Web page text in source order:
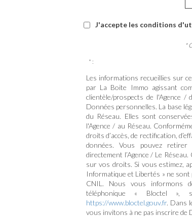
J'accepte les conditions
*
* :
Les informations recueillies sur
par La Boite Immo agissant
clientèle/prospects de l'Agence
Données personnelles. La base
du Réseau. Elles sont
l'Agence / au Réseau.
droits d’accès, de rectification,
données. Vous pouvez
directement l’Agence / Le
sur vos droits. Si vous estimez,
Informatique et Libertés » ne
CNIL. Nous vous informons
téléphonique « Bloctel
https://www.bloctel.gouv.fr. Dans
vous invitons à ne pas inscrire de